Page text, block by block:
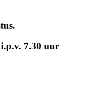
7.30 uur